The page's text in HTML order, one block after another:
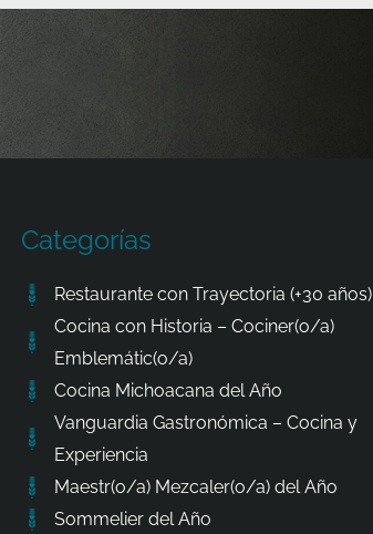
Categorías
Restaurante con Trayectoria (+30 años)
Cocina con Historia – Cociner(o/a)
Emblemátic(o/a)
Cocina Michoacana del Año
Vanguardia Gastronómica – Cocina y
Experiencia
Maestr(o/a) Mezcaler(o/a) del Año
Sommelier del Año